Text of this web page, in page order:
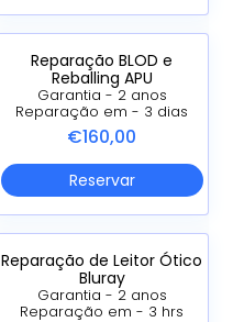
Reparação BLOD e
Reballing APU
Garantia - 2 anos
Reparação em - 3 dias
€160,00
Reservar
Reparação de Leitor Ótico
Bluray
Garantia - 2 anos
Reparação em - 3 hrs